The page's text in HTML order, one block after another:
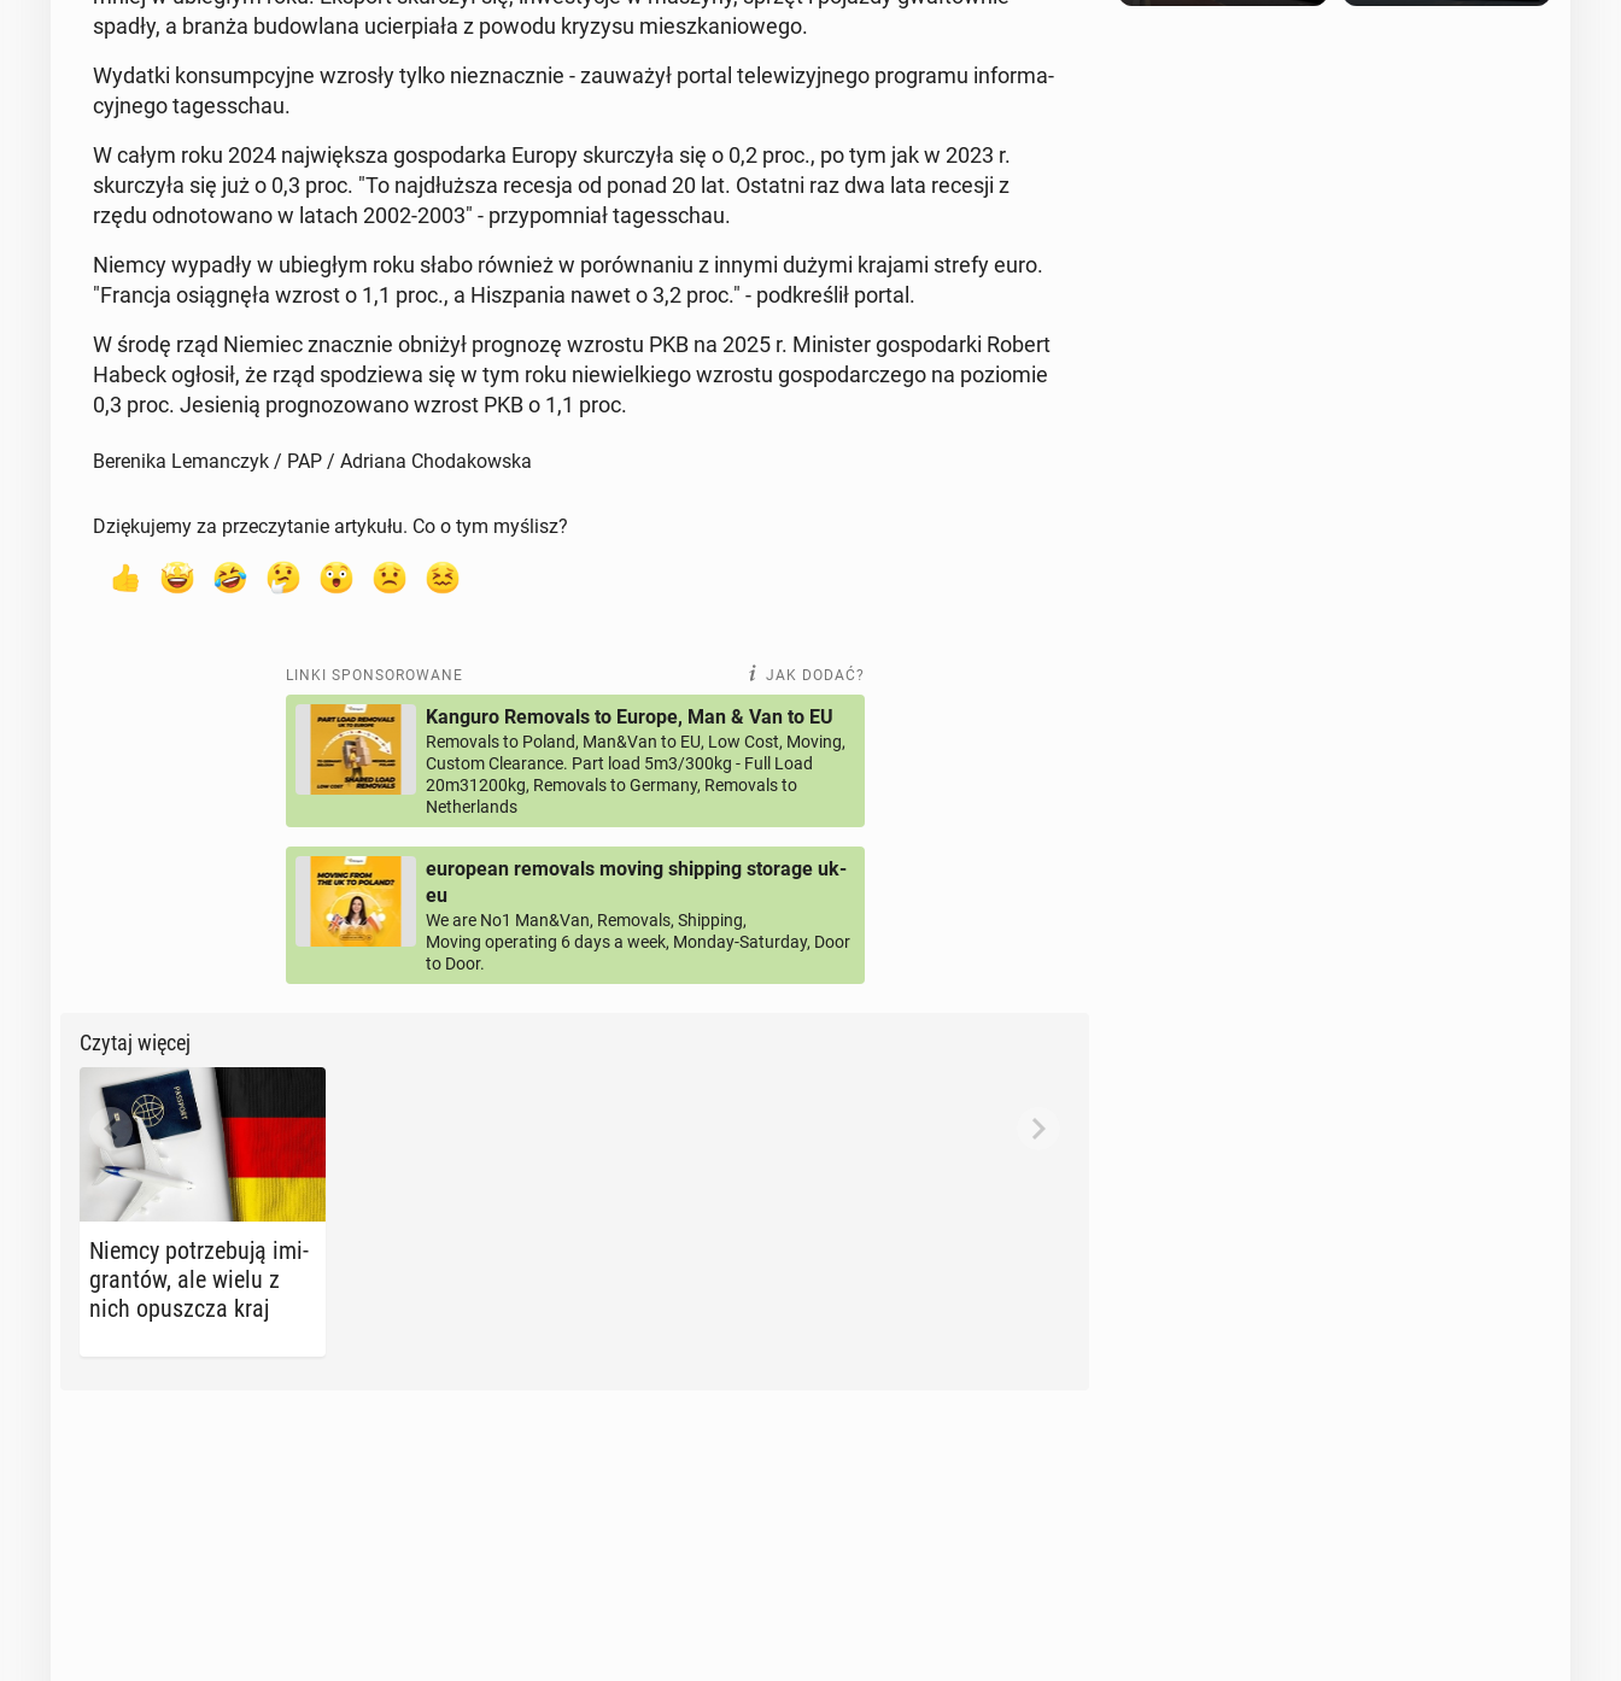
spadły, a branża bu­dow­la­na ucier­pia­ła z powodu kryzysu miesz­ka­nio­we­go.
Wydatki kon­sump­cyj­ne wzrosły tylko nie­znacz­nie - za­uwa­żył portal te­le­wi­zyj­ne­go pro­gra­mu in­for­ma­
cyj­ne­go ta­ges­schau.
W całym roku 2024 naj­więk­sza go­spo­dar­ka Europy skur­czy­ła się o 0,2 proc., po tym jak w 2023 r.
skur­czy­ła się już o 0,3 proc. "To naj­dłuż­sza recesja od ponad 20 lat. Ostatni raz dwa lata recesji z
rzędu od­no­to­wa­no w latach 2002-2003" - przy­po­mniał ta­ges­schau.
Niemcy wypadły w ubie­głym roku słabo również w po­rów­na­niu z innymi dużymi krajami strefy euro.
"Francja osią­gnę­ła wzrost o 1,1 proc., a Hisz­pa­nia nawet o 3,2 proc." - pod­kre­ślił portal.
W środę rząd Niemiec znacz­nie obniżył pro­gno­zę wzrostu PKB na 2025 r. Mi­ni­ster go­spo­dar­ki Robert
Habeck ogłosił, że rząd spo­dzie­wa się w tym roku nie­wiel­kie­go wzrostu go­spo­dar­cze­go na po­zio­mie
0,3 proc. Je­sie­nią pro­gno­zo­wa­no wzrost PKB o 1,1 proc.
Berenika Lemanczyk / PAP / Adriana Chodakowska
Dziękujemy za przeczytanie artykułu. Co o tym myślisz?
LINKI SPONSOROWANE JAK DODAĆ?
Kanguro Removals to Europe, Man & Van to EU
Removals to Poland, Man&Van to EU, Low Cost, Moving,
Custom Clearance. Part load 5m3/300kg - Full Load
20m31200kg, Removals to Germany, Removals to
Netherlands
european removals moving shipping storage uk-
eu
We are No1 Man&Van, Removals, Shipping,
Moving operating 6 days a week, Monday-Saturday, Door
to Door.
Czytaj więcej
Niemcy po­trze­bu­ją imi­
gran­tów, ale wielu z
nich opusz­cza kraj